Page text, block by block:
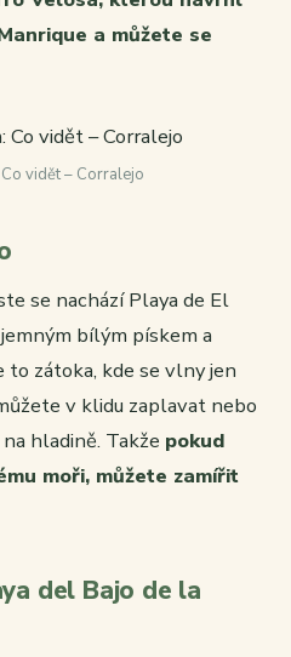
a můžete se
vidět – Corralejo
se nachází Playa de El
bílým pískem a
to zátoka, kde se vlny jen
v klidu zaplavat nebo
hladině. Takže pokud
moři, můžete zamířit
del Bajo de la